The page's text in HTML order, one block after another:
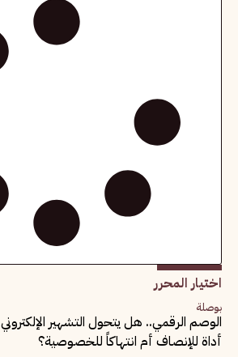
اختيار المحرر
بوصلة
الوصم الرقمي.. هل يتحول التشهير الإلكتروني
أداة للإنصاف أم انتهاكاً للخصوصية؟